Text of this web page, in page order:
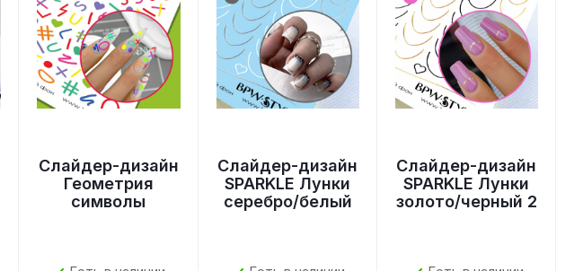
Слайдер-дизайн
Геометрия
символы
Слайдер-дизайн
SPARKLE Лунки
серебро/белый
Слайдер-дизайн
SPARKLE Лунки
золото/черный 2